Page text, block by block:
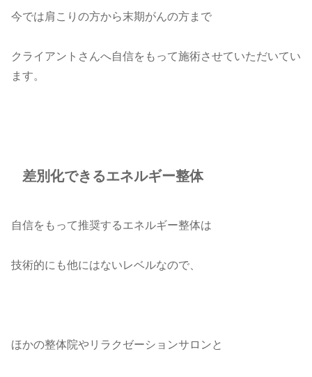
今では肩こりの方から末期がんの方まで
クライアントさんへ自信をもって施術させていただいてい
ます。
差別化できるエネルギー整体
自信をもって推奨するエネルギー整体は
技術的にも他にはないレベルなので、
ほかの整体院やリラクゼーションサロンと